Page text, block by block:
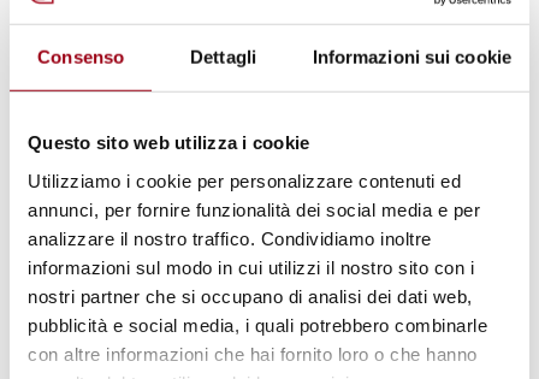
Consenso Dettagli Informazioni sui cookie
Questo sito web utilizza i cookie
Utilizziamo i cookie per personalizzare contenuti ed
annunci, per fornire funzionalità dei social media e per
analizzare il nostro traffico. Condividiamo inoltre
informazioni sul modo in cui utilizzi il nostro sito con i
nostri partner che si occupano di analisi dei dati web,
pubblicità e social media, i quali potrebbero combinarle
con altre informazioni che hai fornito loro o che hanno
“Interventi regionali per la promozione e la
diffusione dei diritti umani nonché la
cooperazione allo sviluppo sostenibile”.
per valorizzare l’impegno degli organismi
operanti in Veneto, nonché per favorire la
programmazione e l’interazione con le
istituzioni locali, le scuole e le organizzazioni
internazionali.